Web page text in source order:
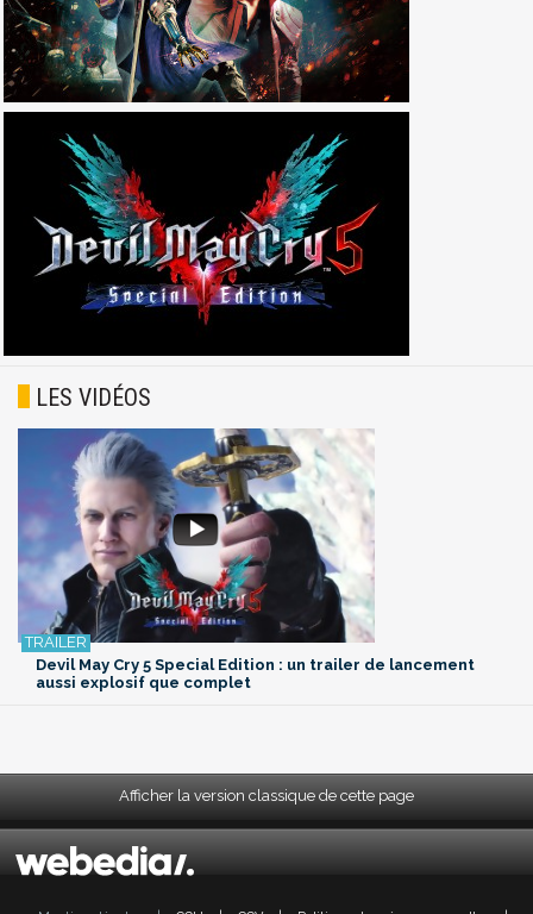
LES VIDÉOS
Devil May Cry 5 Special Edition : un trailer de lancement
aussi explosif que complet
Afficher la version classique de cette page